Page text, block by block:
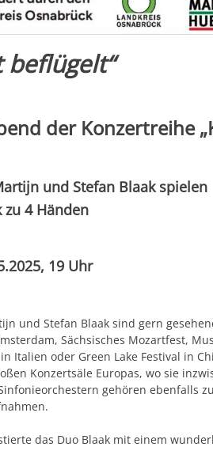
beflügelt“
der Konzertreihe
und Stefan Blaak spielen
4 Händen
und Stefan Blaak sind gern
Sächsisches Mozartfest,
Italien oder Green Lake Festival in
Konzertsäle Europas, wo sie
gehören ebenfalls
das Duo Blaak mit einem